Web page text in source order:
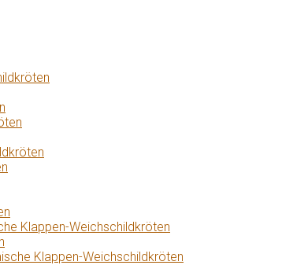
Klappen-Weichschildkröten
Klappen-Weichschildkröten